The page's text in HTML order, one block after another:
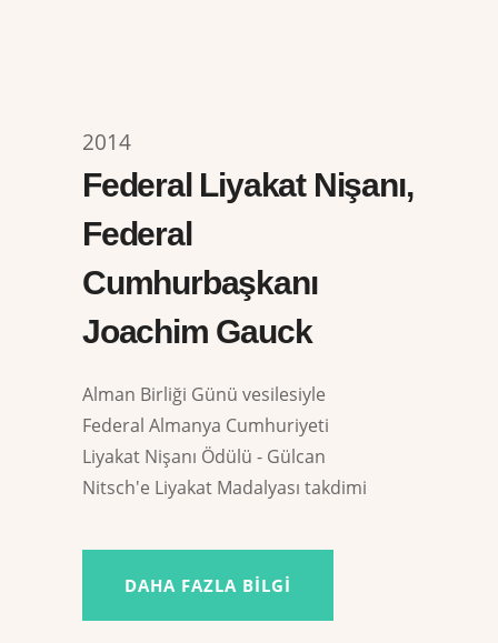
2014
Federal Liyakat Nişanı,
Federal
Cumhurbaşkanı
Joachim Gauck
Alman Birliği Günü vesilesiyle
Federal Almanya Cumhuriyeti
Liyakat Nişanı Ödülü - Gülcan
Nitsch'e Liyakat Madalyası takdimi
DAHA FAZLA BILGI